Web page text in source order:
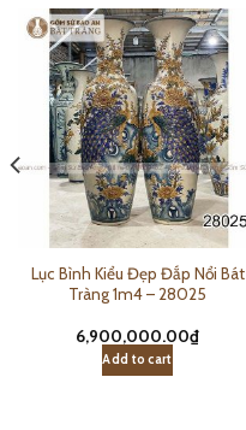
Lục Bình Kiểu Đẹp Đắp Nổi Bát
Tràng 1m4 – 28025
6,900,000.00₫
Add to cart